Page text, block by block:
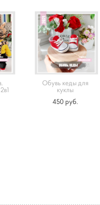
Обувь кеды для
куклы
450 pуб.